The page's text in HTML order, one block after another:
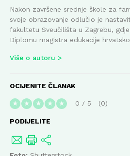
Nakon završene srednje škole za
svoje obrazovanje odlučio je
fakultetu Sveučilišta u Zagrebu,
Diplomu magistra edukacije
Više o autoru
OCIJENITE ČLANAK
★ ★ ★ ★ ★ 0 / 5 0
PODIJELITE